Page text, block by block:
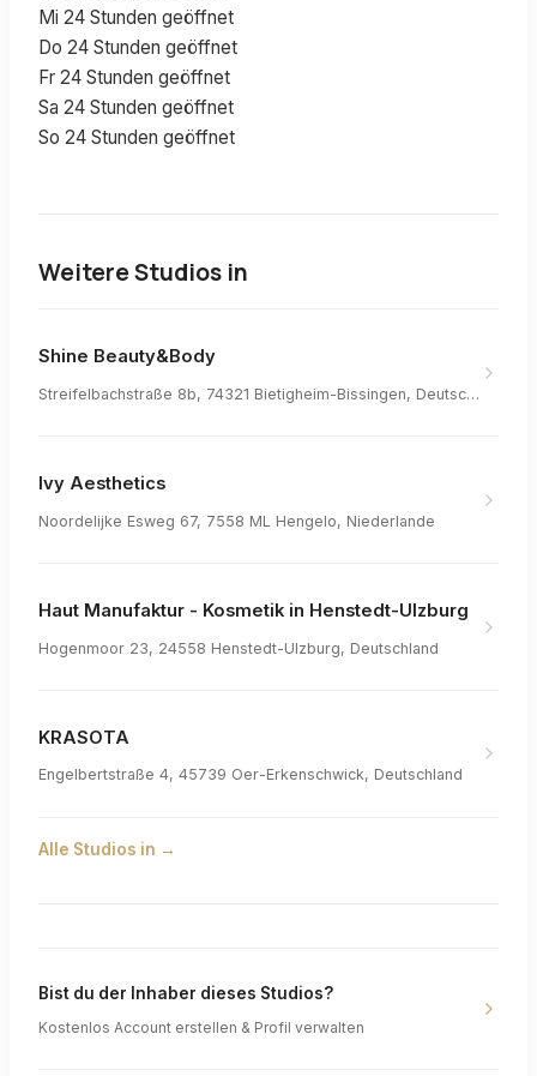
Mi 24 Stunden geöffnet
Do 24 Stunden geöffnet
Fr 24 Stunden geöffnet
Sa 24 Stunden geöffnet
So 24 Stunden geöffnet
Weitere Studios in
Shine Beauty&Body
Streifelbachstraße 8b, 74321 Bietigheim-Bissingen, Deutschland
Ivy Aesthetics
Noordelijke Esweg 67, 7558 ML Hengelo, Niederlande
Haut Manufaktur - Kosmetik in Henstedt-Ulzburg
Hogenmoor 23, 24558 Henstedt-Ulzburg, Deutschland
KRASOTA
Engelbertstraße 4, 45739 Oer-Erkenschwick, Deutschland
Alle Studios in →
Bist du der Inhaber dieses Studios?
Kostenlos Account erstellen & Profil verwalten